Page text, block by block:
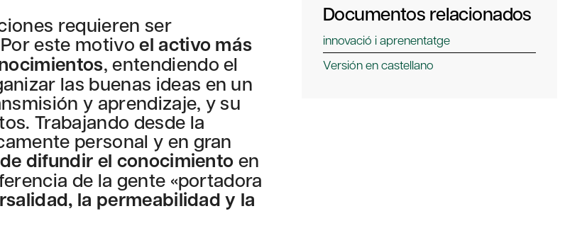
requieren ser
este motivoel activo más
, entendiendo el
las buenas ideas en un
y aprendizaje, y su
Trabajando desde la
personal y en gran
difundir el conocimiento en
de la gente «portadora
la permeabilidad y la
Documentos relacionados
innovació i aprenentatge
Versión en castellano